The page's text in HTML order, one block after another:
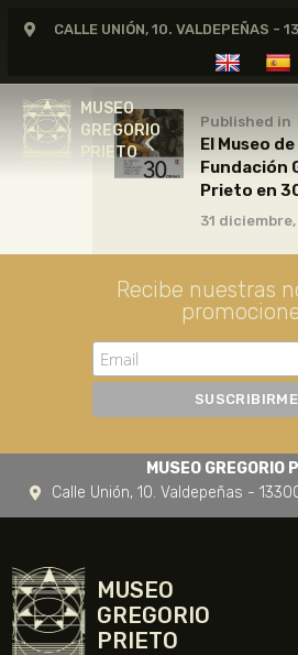
CALLE UNIÓN, 10. VALDEPEÑAS -
MUSEO
GREGORIO
PRIETO
MUSEO
GREGORIO
GREGORIO PRIETO
ARCHIVO
CERTAMEN DE
FUNDACIÓN
TIENDA
NOTICIAS
Published in
El Museo de
Fundación
Prieto en
31
Recibe nuestras
MUSEO GREGORIO
Calle Unión, 10. Valdepeñas -
MUSEO
GREGORIO
PRIETO